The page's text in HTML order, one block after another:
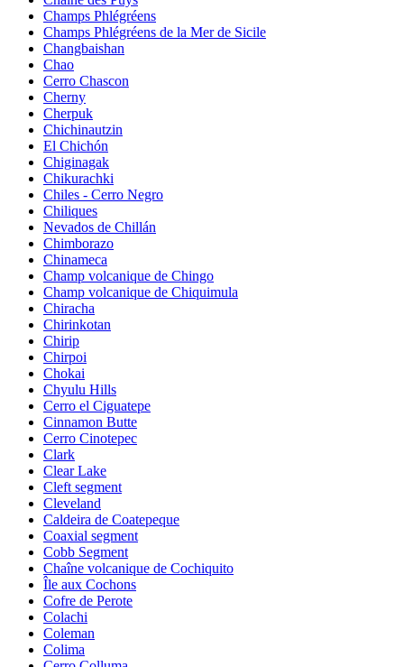
Champs Phlégréens
Champs Phlégréens de la Mer de Sicile
Changbaishan
Chao
Cerro Chascon
Cherny
Cherpuk
Chichinautzin
El Chichón
Chiginagak
Chikurachki
Chiles - Cerro Negro
Chiliques
Nevados de Chillán
Chimborazo
Chinameca
Champ volcanique de Chingo
Champ volcanique de Chiquimula
Chiracha
Chirinkotan
Chirip
Chirpoi
Chokai
Chyulu Hills
Cerro el Ciguatepe
Cinnamon Butte
Cerro Cinotepec
Clark
Clear Lake
Cleft segment
Cleveland
Caldeira de Coatepeque
Coaxial segment
Cobb Segment
Chaîne volcanique de Cochiquito
Île aux Cochons
Cofre de Perote
Colachi
Coleman
Colima